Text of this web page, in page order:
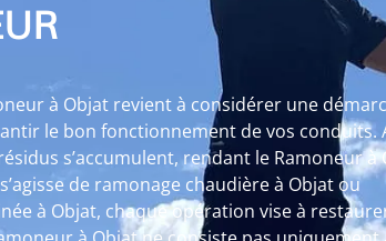
à Objat revient à considérer une
le bon fonctionnement de vos conduits.
s’accumulent, rendant le Ramoneur à
de ramonage chaudière à Objat ou
à Objat, chaque opération vise à